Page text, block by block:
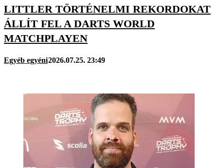
LITTLER TÖRTÉNELMI REKORDOKAT
ÁLLÍT FEL A DARTS WORLD
MATCHPLAYEN
Egyéb egyéni2026.07.25. 23:49